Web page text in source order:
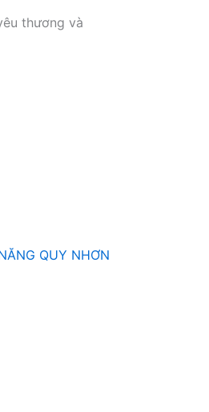
thương và
QUY NHƠN